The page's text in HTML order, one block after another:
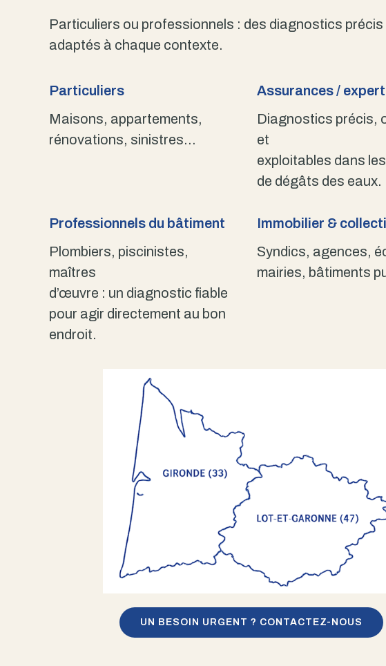
Particuliers ou professionnels : des diagnostics précis
adaptés à chaque contexte.
Particuliers
Maisons, appartements,
rénovations, sinistres…
Assurances /
Diagnostics précis,
et
exploitables dans
de dégâts des eaux.
Professionnels du bâtiment
Plombiers, piscinistes,
maîtres
d’œuvre : un diagnostic fiable
pour agir directement au bon
endroit.
Immobilier &
Syndics, agences,
mairies, bâtiments
UN BESOIN URGENT ? CONTACTEZ-NOUS